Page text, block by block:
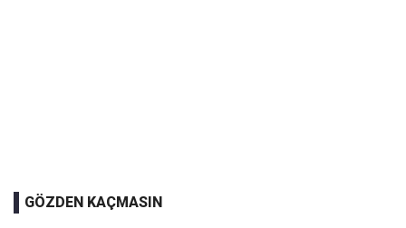
GÖZDEN KAÇMASIN